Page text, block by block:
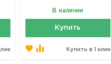
В наличии
Купить
Купить в 1 клик